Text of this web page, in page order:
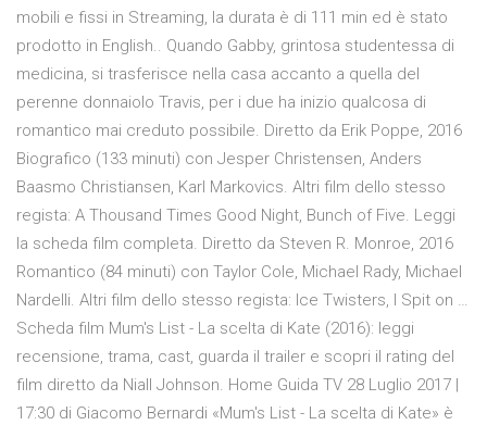
mobili e fissi in Streaming, la durata è di 111 min ed è stato
prodotto in English.. Quando Gabby, grintosa studentessa di
medicina, si trasferisce nella casa accanto a quella del
perenne donnaiolo Travis, per i due ha inizio qualcosa di
romantico mai creduto possibile. Diretto da Erik Poppe, 2016
Biografico (133 minuti) con Jesper Christensen, Anders
Baasmo Christiansen, Karl Markovics. Altri film dello stesso
regista: A Thousand Times Good Night, Bunch of Five. Leggi
la scheda film completa. Diretto da Steven R. Monroe, 2016
Romantico (84 minuti) con Taylor Cole, Michael Rady, Michael
Nardelli. Altri film dello stesso regista: Ice Twisters, I Spit on …
Scheda film Mum's List - La scelta di Kate (2016): leggi
recensione, trama, cast, guarda il trailer e scopri il rating del
film diretto da Niall Johnson. Home Guida TV 28 Luglio 2017 |
17:30 di Giacomo Bernardi «Mum's List - La scelta di Kate» è